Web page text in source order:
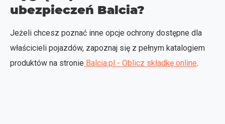
ubezpieczeń Balcia?
Jeżeli chcesz poznać inne opcje ochrony dostępne dla
właścicieli pojazdów, zapoznaj się z pełnym katalogiem
produktów na stronie Balcia.pl - Oblicz składkę online.